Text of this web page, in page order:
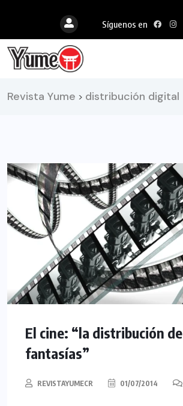
Síguenos en
Revista Yume > distribución digital
El cine: “la distribución de
fantasías”
REVISTAYUMECR 01/07/2014